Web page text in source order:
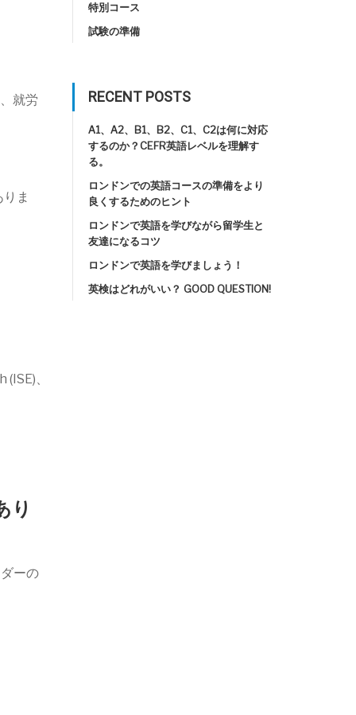
就労
ま
、
り
ーの
特別コース
試験の準備
RECENT POSTS
A1、A2、B1、B2、C1、C2は何に対応
するのか？CEFR英語レベルを理解す
る。
ロンドンでの英語コースの準備をより
良くするためのヒント
ロンドンで英語を学びながら留学生と
友達になるコツ
ロンドンで英語を学びましょう！
英検はどれがいい？ GOOD QUESTION!